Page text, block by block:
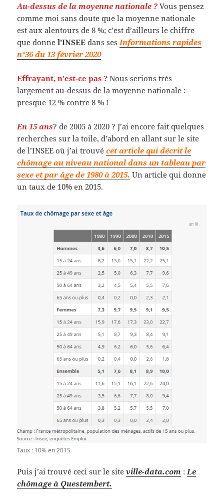
Au-dessus de la moyenne nationale ?Vous pensez
comme moi sans doute que la moyenne nationale
est aux alentours de 8 %; c’est d’ailleurs le chiffre
que donnel’INSEE dans ses Informations rapides
n°36 du 13 février 2020
Effrayant, n’est-ce pas ? Nous serions très
largement au-dessus de la moyenne nationale :
presque 12 % contre 8 % !
En 15 ans? de 2005 à 2020 ? J’ai encore fait quelques
recherches sur la toile, d’abord en allant sur le site
de l’INSEE où j’ai trouvécet article qui décrit le
chômage au niveau national dans un tableau par
sexe et par âge de 1980 à 2015. Un article qui donne
un taux de 10% en 2015.
Taux : 10% en 2015
Puis j’ai trouvé ceci sur le siteville-data.com : Le
chômage à Questembert.